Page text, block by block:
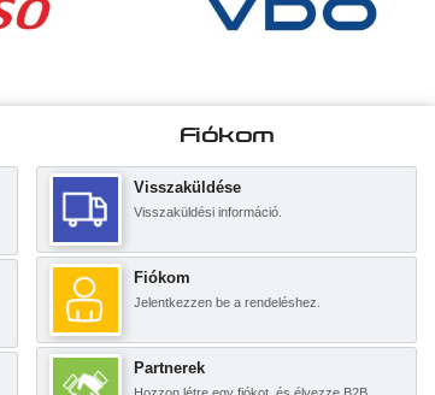
Fiókom
Visszaküldése
Visszaküldési információ.
Fiókom
Jelentkezzen be a rendeléshez.
Partnerek